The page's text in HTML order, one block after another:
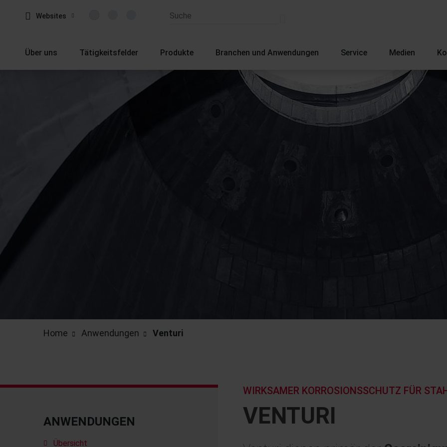
Websites
Über uns Tätigkeitsfelder Produkte Branchen und Anwendungen Service Medien
Home Anwendungen Venturi
ANWENDUNGEN
Übersicht
VENTURI
WIRKSAMER KORROSIONSSCHUTZ FÜR